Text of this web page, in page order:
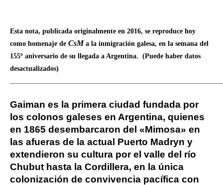
Esta nota, publicada originalmente en 2016, se reproduce hoy
como homenaje de CsM a la inmigración galesa, en la semana del
155º aniversario de su llegada a Argentina. (Puede haber datos
desactualizados)
Gaiman es la primera ciudad fundada por
los colonos galeses en Argentina, quienes
en 1865 desembarcaron del «Mimosa» en
las afueras de la actual Puerto Madryn y
extendieron su cultura por el valle del río
Chubut hasta la Cordillera, en la única
colonización de convivencia pacífica con